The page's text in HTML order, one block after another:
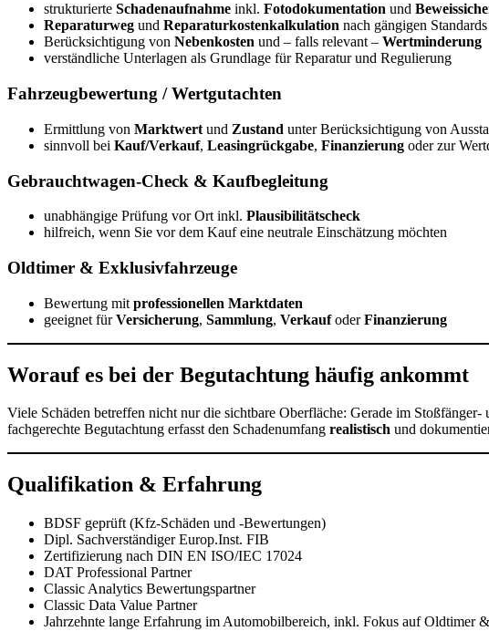
strukturierte Schadenaufnahme inkl. Fotodokumentation und
Reparaturweg und Reparaturkostenkalkulation nach gängigen Standards
Berücksichtigung von Nebenkosten und – falls relevant – Wertminderung
verständliche Unterlagen als Grundlage für Reparatur und Regulierung
Fahrzeugbewertung / Wertgutachten
Ermittlung von Marktwert und Zustand unter Berücksichtigung von
sinnvoll bei Kauf/Verkauf, Leasingrückgabe, Finanzierung oder zur
Gebrauchtwagen-Check & Kaufbegleitung
unabhängige Prüfung vor Ort inkl. Plausibilitätscheck
hilfreich, wenn Sie vor dem Kauf eine neutrale Einschätzung möchten
Oldtimer & Exklusivfahrzeuge
Bewertung mit professionellen Marktdaten
geeignet fürVersicherung, Sammlung, VerkaufoderFinanzierung
Worauf es bei der Begutachtung häufig ankommt
Viele Schäden betreffen nicht nur die sichtbare Oberfläche: Gerade im Stoßfänger-
fachgerechte Begutachtung erfasst den Schadenumfang realistisch und
Qualifikation & Erfahrung
BDSF geprüft (Kfz-Schäden und -Bewertungen)
Dipl. Sachverständiger Europ.Inst. FIB
Zertifizierung nach DIN EN ISO/IEC 17024
DAT Professional Partner
Classic Analytics Bewertungspartner
Classic Data Value Partner
Jahrzehnte lange Erfahrung im Automobilbereich, inkl. Fokus auf Oldtimer